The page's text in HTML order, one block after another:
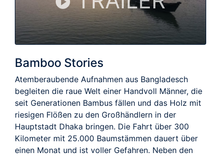
Bamboo Stories
Atemberaubende Aufnahmen aus Bangladesch
begleiten die raue Welt einer Handvoll Männer, die
seit Generationen Bambus fällen und das Holz mit
riesigen Flößen zu den Großhändlern in der
Hauptstadt Dhaka bringen. Die Fahrt über 300
Kilometer mit 25.000 Baumstämmen dauert über
einen Monat und ist voller Gefahren. Neben den